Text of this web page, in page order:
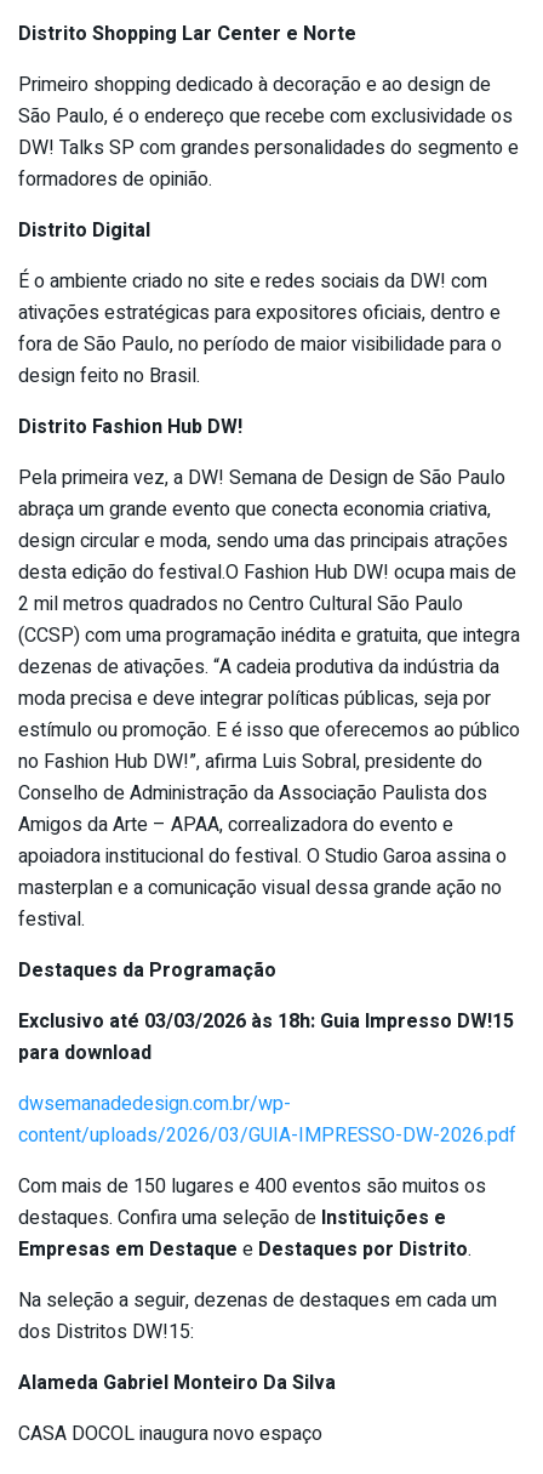
Distrito Shopping Lar Center e Norte
Primeiro shopping dedicado à decoração e ao design de
São Paulo, é o endereço que recebe com exclusividade os
DW! Talks SP com grandes personalidades do segmento e
formadores de opinião.
Distrito Digital
É o ambiente criado no site e redes sociais da DW! com
ativações estratégicas para expositores oficiais, dentro e
fora de São Paulo, no período de maior visibilidade para o
design feito no Brasil.
Distrito Fashion Hub DW!
Pela primeira vez, a DW! Semana de Design de São Paulo
abraça um grande evento que conecta economia criativa,
design circular e moda, sendo uma das principais atrações
desta edição do festival.O Fashion Hub DW! ocupa mais de
2 mil metros quadrados no Centro Cultural São Paulo
(CCSP) com uma programação inédita e gratuita, que integra
dezenas de ativações. “A cadeia produtiva da indústria da
moda precisa e deve integrar políticas públicas, seja por
estímulo ou promoção. E é isso que oferecemos ao público
no Fashion Hub DW!”, afirma Luis Sobral, presidente do
Conselho de Administração da Associação Paulista dos
Amigos da Arte – APAA, correalizadora do evento e
apoiadora institucional do festival. O Studio Garoa assina o
masterplan e a comunicação visual dessa grande ação no
festival.
Destaques da Programação
Exclusivo até 03/03/2026 às 18h: Guia Impresso DW!15
para download
dwsemanadedesign.com.br/wp-
content/uploads/2026/03/GUIA-IMPRESSO-DW-2026.pdf
Com mais de 150 lugares e 400 eventos são muitos os
destaques. Confira uma seleção de Instituições e
Empresas em Destaque e Destaques por Distrito.
Na seleção a seguir, dezenas de destaques em cada um
dos Distritos DW!15:
Alameda Gabriel Monteiro Da Silva
CASA DOCOL inaugura novo espaço